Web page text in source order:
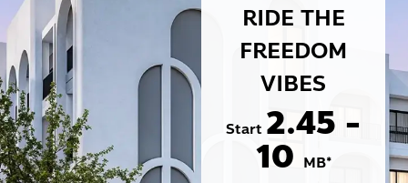
RIDE THE
FREEDOM
VIBES
Start 2.45 -
10 MB*